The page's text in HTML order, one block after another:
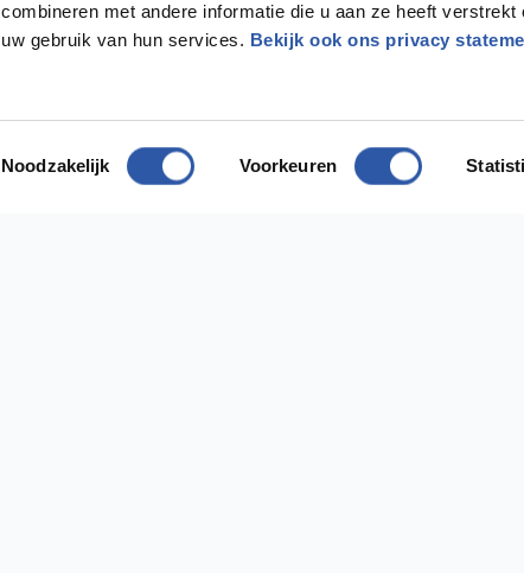
combineren met andere informatie die u aan ze heeft
uw gebruik van hun services. Bekijk ook ons privacy
Toestemmingsselectie
Noodzakelijk Voorkeuren